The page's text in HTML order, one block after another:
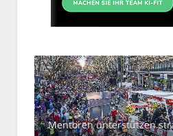
Mentoren unterstützen